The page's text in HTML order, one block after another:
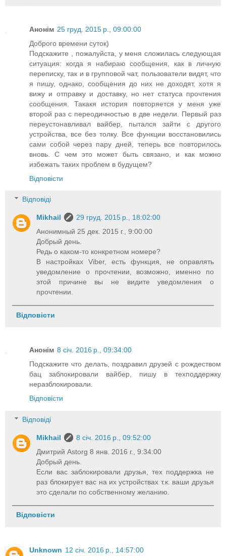
Анонім 25 груд. 2015 р., 09:00:00
Доброго времени суток)
Подскажите , пожалуйста, у меня сложилась следующая
ситуация: когда я набираю сообщения, как в личную
переписку, так и в групповой чат, пользователи видят, что
я пишу, однако, сообщения до них не доходят, хотя я
вижу и отправку и доставку, но нет статуса прочтения
сообщения. Такакя история повторяется у меня уже
второй раз с переодичностью в две недели. Первый раз
переустонавливал вайбер, пытался зайти с другого
устройства, все без толку. Все функции восстановились
сами собой через пару дней, теперь все повторилось
вновь. С чем это может быть связано, и как можно
избежать таких проблем в будущем?
Відповісти
Відповіді
Mikhail
29 груд. 2015 р., 18:02:00
Анонимный 25 дек. 2015 г., 9:00:00
Добрый день.
Редь о каком-то конкретном номере?
В настройках Viber, есть функция, не оправлять
уведомление о прочтении, возможно, именно по
этой причине вы не видите уведомления о
прочтении.
Відповісти
Анонім 8 січ. 2016 р., 09:34:00
Подскажите что делать, поздравил друзей с рождеством
бац заблокировали вайбер, пишу в техподдержку
неразблокировали.
Відповісти
Відповіді
Mikhail
8 січ. 2016 р., 09:52:00
Дмитрий Astorg 8 янв. 2016 г., 9:34:00
Добрый день.
Если вас заблокировали друзья, тех поддержка не
раз блокирует вас на их устройствах т.к. ваши друзья
это сделали по собственному желанию.
Відповісти
Unknown 12 січ. 2016 р., 14:57:00